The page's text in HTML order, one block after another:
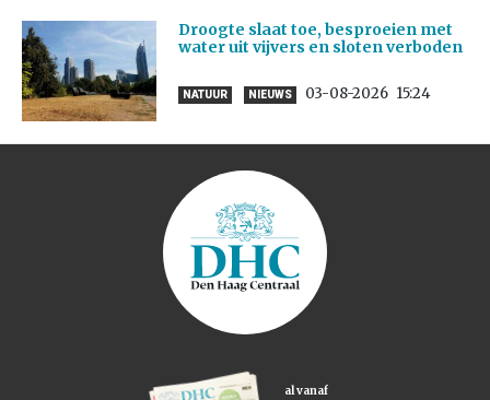
Droogte slaat toe, besproeien met
water uit vijvers en sloten verboden
NATUUR NIEUWS 03-08-2026 15:24
al vanaf